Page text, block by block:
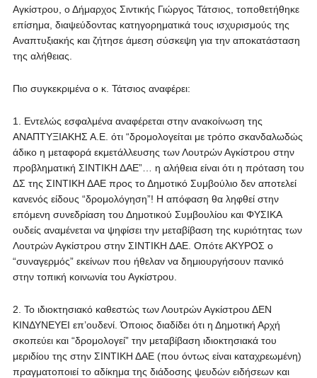
Αγκίστρου, ο Δήμαρχος Σιντικής Γιώργος Τάτσιος, τοποθετήθηκε
επίσημα, διαψεύδοντας κατηγορηματικά τους ισχυρισμούς της
Αναπτυξιακής και ζήτησε άμεση σύσκεψη για την αποκατάσταση
της αλήθειας.
Πιο συγκεκριμένα ο κ. Τάτσιος αναφέρει:
1. Εντελώς εσφαλμένα αναφέρεται στην ανακοίνωση της
ΑΝΑΠΤΥΞΙΑΚΗΣ Α.Ε. ότι “δρομολογείται με τρόπο σκανδαλωδώς
άδικο η μεταφορά εκμετάλλευσης των Λουτρών Αγκίστρου στην
προβληματική ΣΙΝΤΙΚΗ ΔΑΕ”… η αλήθεια είναι ότι η πρόταση του
ΔΣ της ΣΙΝΤΙΚΗ ΔΑΕ προς το Δημοτικό Συμβούλιο δεν αποτελεί
κανενός είδους “δρομολόγηση”! Η απόφαση θα ληφθεί στην
επόμενη συνεδρίαση του Δημοτικού Συμβουλίου και ΦΥΣΙΚΑ
ουδείς αναμένεται να ψηφίσει την μεταβίβαση της κυριότητας των
Λουτρών Αγκίστρου στην ΣΙΝΤΙΚΗ ΔΑΕ. Οπότε ΑΚΥΡΟΣ ο
“συναγερμός” εκείνων που ήθελαν να δημιουργήσουν πανικό
στην τοπική κοινωνία του Αγκίστρου.
2. Το ιδιοκτησιακό καθεστώς των Λουτρών Αγκίστρου ΔΕΝ
ΚΙΝΔΥΝΕΥΕΙ επ’ουδενί. Όποιος διαδίδει ότι η Δημοτική Αρχή
σκοπεύει και “δρομολογεί” την μεταβίβαση ιδιοκτησιακά του
μεριδίου της στην ΣΙΝΤΙΚΗ ΔΑΕ (που όντως είναι καταχρεωμένη)
πραγματοποιεί το αδίκημα της διάδοσης ψευδών ειδήσεων και